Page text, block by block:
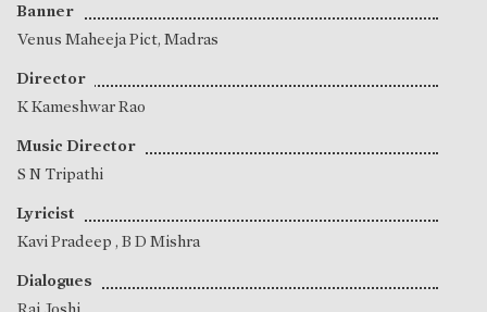
Banner
Venus Maheeja Pict, Madras
Director
K Kameshwar Rao
Music Director
S N Tripathi
Lyricist
Kavi Pradeep , B D Mishra
Dialogues